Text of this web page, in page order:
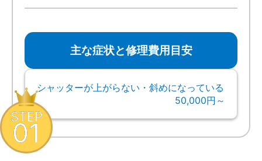
主な症状と修理費用目安
シャッターが上がらない・斜めになっている
50,000円～
STEP
01